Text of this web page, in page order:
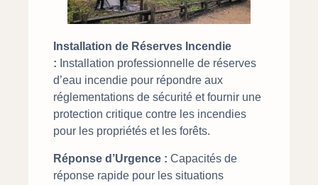
Installation de Réserves Incendie
: Installation professionnelle de réserves
d’eau incendie pour répondre aux
réglementations de sécurité et fournir une
protection critique contre les incendies
pour les propriétés et les forêts.
Réponse d’Urgence : Capacités de
réponse rapide pour les situations